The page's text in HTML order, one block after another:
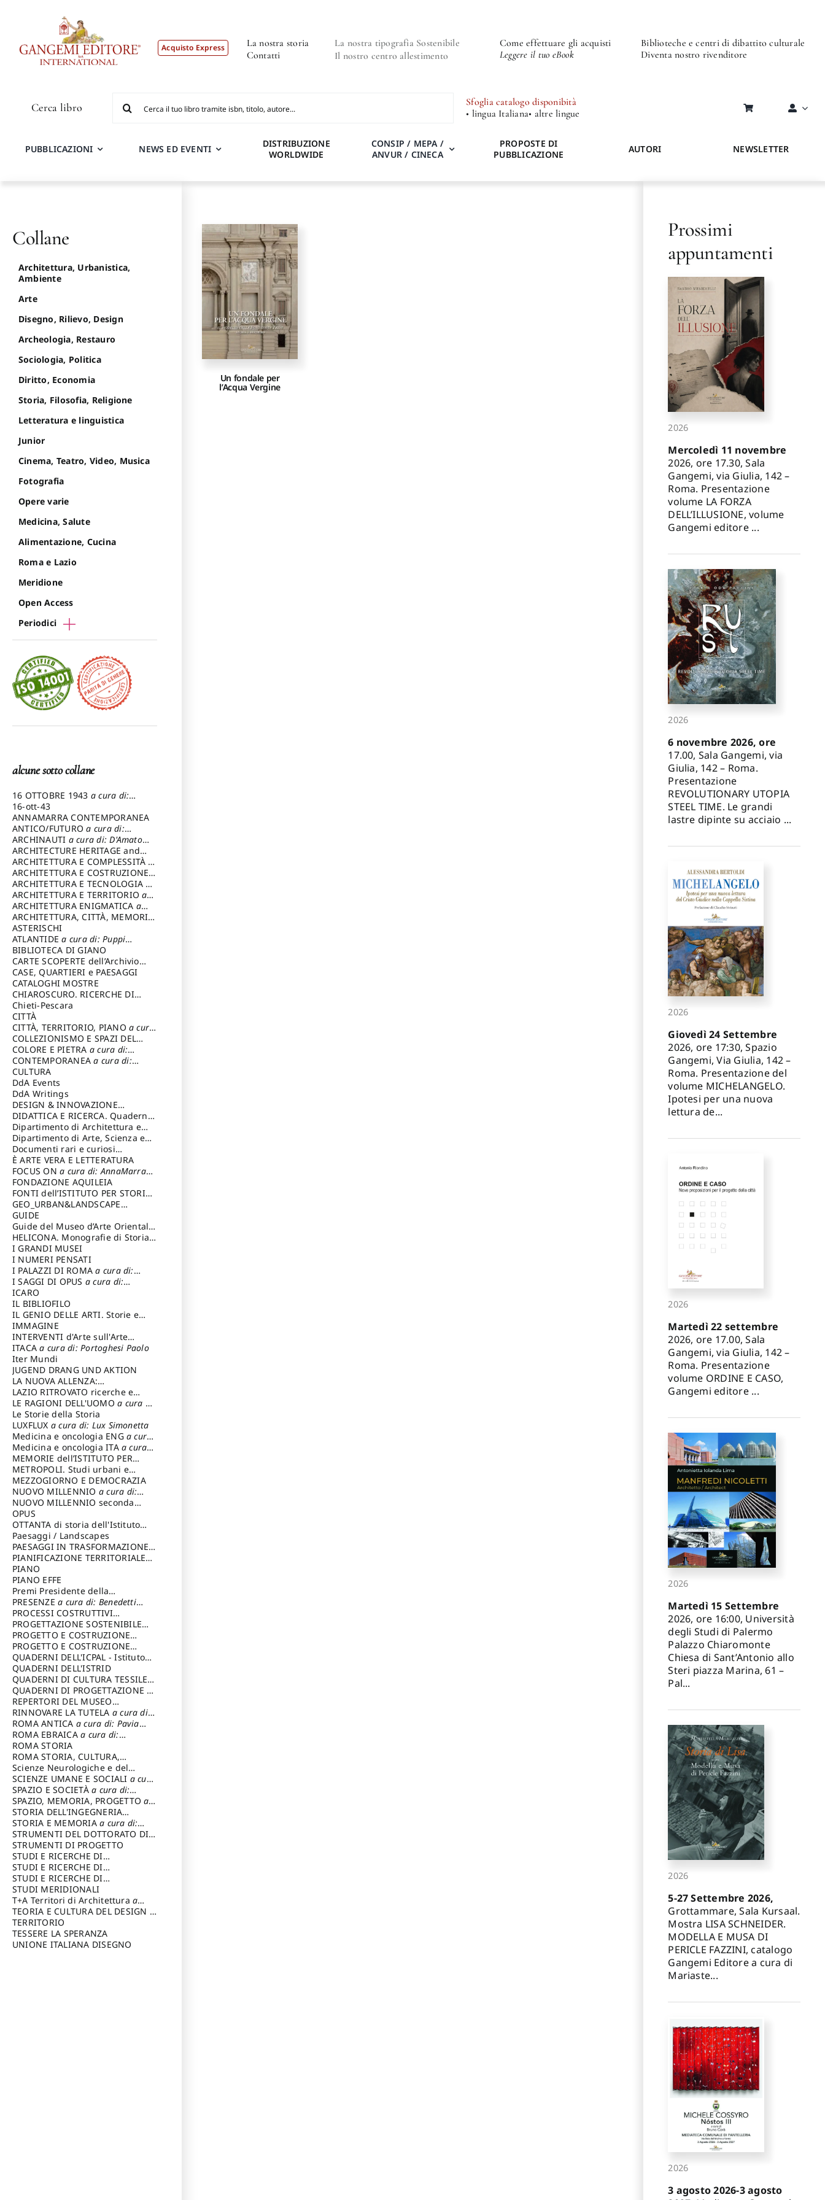
Acquisto Express
La nostra storia
Contatti
La nostra tipografia Sostenibile
Il nostro centro allestimento
Come effettuare gli acquisti
Leggere il tuo eBook
Biblioteche e centri di dibattito culturale
Diventa nostro rivenditore
Cerca libro
per:
Sfoglia catalogo disponibità
• lingua Italiana• altre lingue
PUBBLICAZIONI NEWS ED EVENTI
DISTRIBUZIONE
WORLDWIDE
CONSIP / MEPA /
ANVUR / CINECA
PROPOSTE DI
PUBBLICAZIONE
AUTORI NEWSLETTER
Un fondale per
l’Acqua Vergine
Collane
Architettura, Urbanistica,
Ambiente
Arte
Disegno, Rilievo, Design
Archeologia, Restauro
Sociologia, Politica
Diritto, Economia
Storia, Filosofia, Religione
Letteratura e linguistica
Junior
Cinema, Teatro, Video, Musica
Fotografia
Opere varie
Medicina, Salute
Alimentazione, Cucina
Roma e Lazio
Meridione
Open Access
Periodici
alcune sotto collane
16 OTTOBRE 1943 a cura di:
Pezzetti Marcello
16-ott-43
ANNAMARRA CONTEMPORANEA
ANTICO/FUTUROa cura di:
Varagnoli Claudio
ARCHINAUTI a cura di: D'Amato
Claudio
ARCHITECTURE HERITAGE and
DESIGN
ARCHITETTURA E COMPLESSITÀ a
cura di: Piva Antonio
ARCHITETTURA E COSTRUZIONEa
cura di: Poretti Sergio
ARCHITETTURA E TECNOLOGIA a
cura di: Carrara Gianfranco
ARCHITETTURA E TERRITORIOa
cura di: Pietrogrande Enrico
ARCHITETTURA ENIGMATICA a
cura di: Lenci Ruggero
ARCHITETTURA, CITTÀ, MEMORIA
a cura di: Valeriani Enrico
ASTERISCHI
ATLANTIDEa cura di: Puppi
Lionello
BIBLIOTECA DI GIANO
CARTE SCOPERTE dell’Archivio
Storico Capitolino
CASE, QUARTIERI e PAESAGGI
CATALOGHI MOSTRE
CHIAROSCURO. RICERCHE DI
STORIA E STORIA DELL'ARTE
cura di: Di Carpegna Falconieri
Tommaso
Chieti-Pescara
CITTÀ
CITTÀ, TERRITORIO, PIANO a cura
di: Imbesi Giuseppe
COLLEZIONISMO E SPAZI DEL
COLLEZIONISMO a cura di:
Magnani Lauro
COLORE E PIETRA a cura di:
Selvaggi Giuseppe
CONTEMPORANEAa cura di:
Gubinelli Luna
CULTURA
DdA Events
DdA Writings
DESIGN & INNOVAZIONE
TECNOLOGICAa cura di: Vallicelli
Andrea
DIDATTICA E RICERCA. Quaderni
della Scuola
Dipartimento di Architettura e
Analisi della Città Mediterranea
Dipartimento di Arte, Scienza e
Tecnica del Costuire
Documenti rari e curiosi
dall'Archivio Segreto
È ARTE VERA E LETTERATURA
FOCUS ONa cura di: AnnaMarra
Contemporanea
FONDAZIONE AQUILEIA
FONTI dell’ISTITUTO PER STORIA
DEL RISORGIMENTO
GEO_URBAN&LANDSCAPE
PLANNING (GULP)
Trusiani Elio
GUIDE
Guide del Museo d’Arte Orientale
“Giuseppe Tucci”
HELICONA. Monografie di Storia
dell'Artea cura di: Gallo Marco
I GRANDI MUSEI
I NUMERI PENSATI
I PALAZZI DI ROMAa cura di:
Ippoliti Alessandro
I SAGGI DI OPUS a cura di:
Scalesse Tommaso
ICARO
IL BIBLIOFILO
IL GENIO DELLE ARTI. Storie e
interpretazione
IMMAGINE
INTERVENTI d'Arte sull'Arte
dedicata alla cultura della
conservazione d’arte
Fondazione Paola Droghetti onlus
ITACAa cura di: Portoghesi Paolo
Iter Mundi
JUGEND DRANG UND AKTION
LA NUOVA ALLENZA:
ARCHITETTURA & AMBIENTE
LAZIO RITROVATO ricerche e
restauri
LE RAGIONI DELL'UOMOa cura di:
Lombardi Satriani Luigi
Le Storie della Storia
LUXFLUX a cura di: Lux Simonetta
Medicina e oncologia ENG a cura
di: Lopez Massimo
Medicina e oncologia ITA a cura
di: Lopez Massimo
MEMORIE dell’ISTITUTO PER
STORIA DEL RISORGIMENTO
METROPOLI. Studi urbani e
regionali
MEZZOGIORNO E DEMOCRAZIA
NUOVO MILLENNIO a cura di:
Capaldo Pellegrino
NUOVO MILLENNIO seconda
serie
Francesco
OPUS
OTTANTA di storia dell'Istituto
storia dell’Istitutoa cura di:
Cavalieri Patrizia
Paesaggi / Landscapes
PAESAGGI IN TRASFORMAZIONEa
cura di: Corti Enrico A.
PIANIFICAZIONE TERRITORIALE
URBANISTICA ED AMBIENTALE
cura di: Costa Enrico
PIANO
PIANO EFFE
Premi Presidente della
Repubblica
PRESENZEa cura di: Benedetti
Sandro
PROCESSI COSTRUTTIVI
DELL'ARCHITETTURAa cura di:
Ippoliti Alessandro
PROGETTAZIONE SOSTENIBILE
PARTECIPATA
PROGETTO E COSTRUZIONE
DELL’ARCHITETTURA
PROGETTO E COSTRUZIONE
SOSTENIBILE
QUADERNI DELL'ICPAL - Istituto
centrale per il restauro e la
conservazione del patrimonio
archivistico e librario
QUADERNI DELL'ISTRID
QUADERNI DI CULTURA TESSILEa
cura di: Crispolti Livia
QUADERNI DI PROGETTAZIONE a
cura di: Giura Longo Tommaso
REPERTORI DEL MUSEO
CENTRALE DEL RISORGIMENTOa
cura di: Pizzo Marco
RINNOVARE LA TUTELA a cura di:
Cicalò Enrico
ROMA ANTICA a cura di: Pavia
Carlo
ROMA EBRAICAa cura di:
Procaccia Claudio
ROMA STORIA
ROMA STORIA, CULTURA,
IMMAGINEa cura di: Fagiolo
Marcello
Scienze Neurologiche e del
Comportamento
SCIENZE UMANE E SOCIALI a cura
di: Iannizzi Salvatore
SPAZIO E SOCIETÀa cura di:
Cassetti Roberto
SPAZIO, MEMORIA, PROGETTOa
cura di: Rossi Massimo
STORIA DELL'INGEGNERIA
STRUTTURALE IN ITALIAa cura di:
Poretti Sergio
STORIA E MEMORIAa cura di:
Rossi Lauro
STRUMENTI DEL DOTTORATO DI
RICERCA IN RILIEVO E
RAPPRESENTAZIONE
DELL’ARCHITETTURA E
DELL’AMBIENTEa cura di: Migliari
Riccardo
STRUMENTI DI PROGETTO
STUDI E RICERCHE DI
ARCHEOLOGIA IN SICILIA
di: Pelagatti Paola
STUDI E RICERCHE DI
ARCHITETTURA del Dipartimento
di Architettura Università degli
Studi G. d' Annunzio
STUDI E RICERCHE DI
ARCHITETTURA del Dipartimento
di Architettura Università degli
Studi G. d' Annunzio, Chieti-
Pescaraa cura di: Fusero Paolo
STUDI MERIDIONALI
T+A Territori di Architetturaa
cura di: Ramazzotti Luigi
TEORIA E CULTURA DEL DESIGN a
cura di: Furlanis Giuseppe
TERRITORIO
TESSERE LA SPERANZA
UNIONE ITALIANA DISEGNO
Prossimi
appuntamenti
2026
Mercoledì 11 novembre
2026, ore 17.30, Sala
Gangemi, via Giulia, 142 –
Roma. Presentazione
volume LA FORZA
DELL’ILLUSIONE, volume
Gangemi editore ...
2026
6 novembre 2026, ore
17.00, Sala Gangemi, via
Giulia, 142 – Roma.
Presentazione
REVOLUTIONARY UTOPIA
STEEL TIME. Le grandi
lastre dipinte su acciaio ...
2026
Giovedì 24 Settembre
2026, ore 17:30, Spazio
Gangemi, Via Giulia, 142 –
Roma. Presentazione del
volume MICHELANGELO.
Ipotesi per una nuova
lettura de...
2026
Martedì 22 settembre
2026, ore 17.00, Sala
Gangemi, via Giulia, 142 –
Roma. Presentazione
volume ORDINE E CASO,
Gangemi editore ...
2026
Martedì 15 Settembre
2026, ore 16:00, Università
degli Studi di Palermo
Palazzo Chiaromonte
Chiesa di Sant’Antonio allo
Steri piazza Marina, 61 –
Pal...
2026
5-27 Settembre 2026,
Grottammare, Sala Kursaal.
Mostra LISA SCHNEIDER.
MODELLA E MUSA DI
PERICLE FAZZINI, catalogo
Gangemi Editore a cura di
Mariaste...
2026
3 agosto 2026-3 agosto